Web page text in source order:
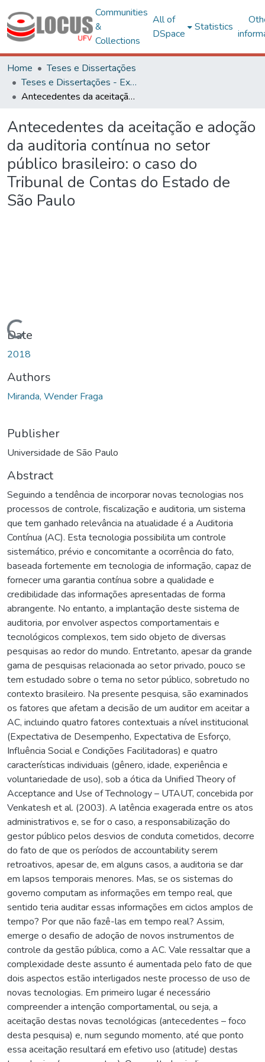
Communities
&
Collections
All of
DSpace
Statistics
Home
Teses e Dissertações
Teses e Dissertações - Externas
Antecedentes da aceitação e adoção da auditoria contínua no setor público brasileiro: o caso do Tribunal de Contas do Estado de São Paulo
Antecedentes da aceitação e adoção
da auditoria contínua no setor
público brasileiro: o caso do
Tribunal de Contas do Estado de
São Paulo
Date
2018
Authors
Miranda, Wender Fraga
Publisher
Universidade de São Paulo
Abstract
Seguindo a tendência de incorporar novas tecnologias nos
processos de controle, fiscalização e auditoria, um sistema
que tem ganhado relevância na atualidade é a Auditoria
Contínua (AC). Esta tecnologia possibilita um controle
sistemático, prévio e concomitante a ocorrência do fato,
baseada fortemente em tecnologia de informação, capaz de
fornecer uma garantia contínua sobre a qualidade e
credibilidade das informações apresentadas de forma
abrangente. No entanto, a implantação deste sistema de
auditoria, por envolver aspectos comportamentais e
tecnológicos complexos, tem sido objeto de diversas
pesquisas ao redor do mundo. Entretanto, apesar da grande
gama de pesquisas relacionada ao setor privado, pouco se
tem estudado sobre o tema no setor público, sobretudo no
contexto brasileiro. Na presente pesquisa, são examinados
os fatores que afetam a decisão de um auditor em aceitar a
AC, incluindo quatro fatores contextuais a nível institucional
(Expectativa de Desempenho, Expectativa de Esforço,
Influência Social e Condições Facilitadoras) e quatro
características individuais (gênero, idade, experiência e
voluntariedade de uso), sob a ótica da Unified Theory of
Acceptance and Use of Technology – UTAUT, concebida por
Venkatesh et al. (2003). A latência exagerada entre os atos
administrativos e, se for o caso, a responsabilização do
gestor público pelos desvios de conduta cometidos, decorre
do fato de que os períodos de accountability serem
retroativos, apesar de, em alguns casos, a auditoria se dar
em lapsos temporais menores. Mas, se os sistemas do
governo computam as informações em tempo real, que
sentido teria auditar essas informações em ciclos amplos de
tempo? Por que não fazê-las em tempo real? Assim,
emerge o desafio de adoção de novos instrumentos de
controle da gestão pública, como a AC. Vale ressaltar que a
complexidade deste assunto é aumentada pelo fato de que
dois aspectos estão interligados neste processo de uso de
novas tecnologias. Em primeiro lugar é necessário
compreender a intenção comportamental, ou seja, a
aceitação destas novas tecnológicas (antecedentes – foco
desta pesquisa) e, num segundo momento, até que ponto
essa aceitação resultará em efetivo uso (atitude) destas